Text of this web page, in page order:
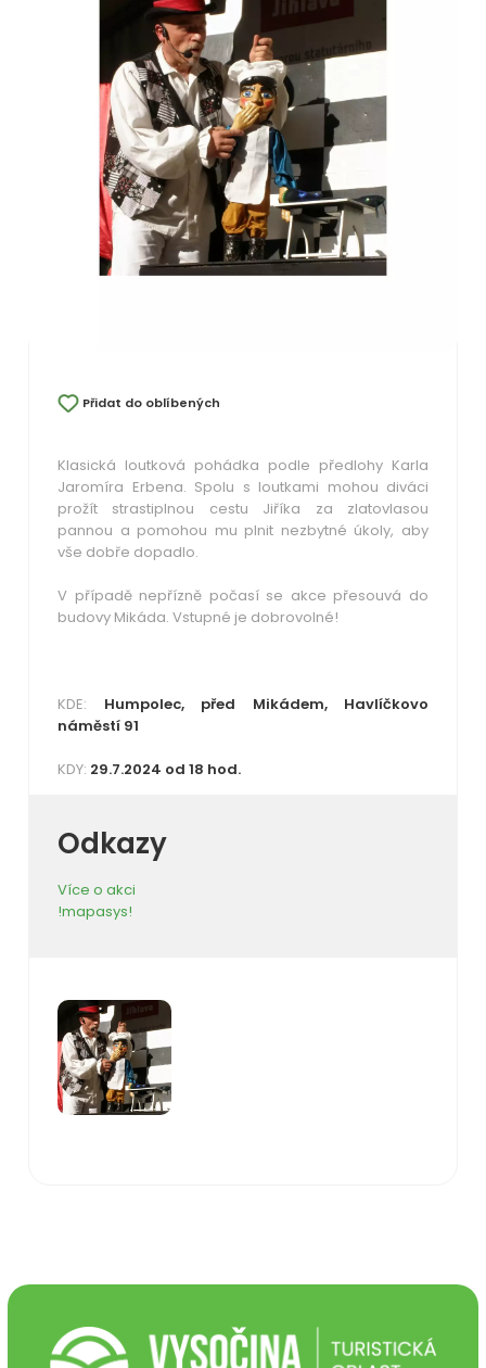
Přidat do oblíbených
Klasická loutková pohádka podle předlohy Karla
Jaromíra Erbena. Spolu s loutkami mohou diváci
prožít strastiplnou cestu Jiříka za zlatovlasou
pannou a pomohou mu plnit nezbytné úkoly, aby
vše dobře dopadlo.
V případě nepřízně počasí se akce přesouvá do
budovy Mikáda. Vstupné je dobrovolné!
KDE: Humpolec, před Mikádem, Havlíčkovo
náměstí 91
KDY: 29.7.2024 od 18 hod.
Odkazy
Více o akci
!mapasys!